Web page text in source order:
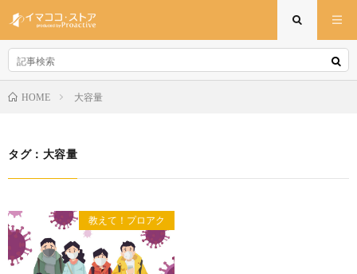
HOME 大容量
タグ：大容量
教えて！プロアク